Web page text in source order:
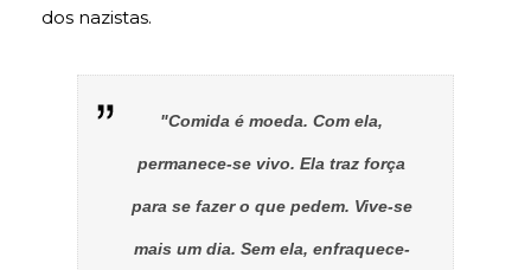
dos nazistas.
"Comida é moeda. Com ela,
permanece-se vivo. Ela traz força
para se fazer o que pedem. Vive-se
mais um dia. Sem ela, enfraquece-